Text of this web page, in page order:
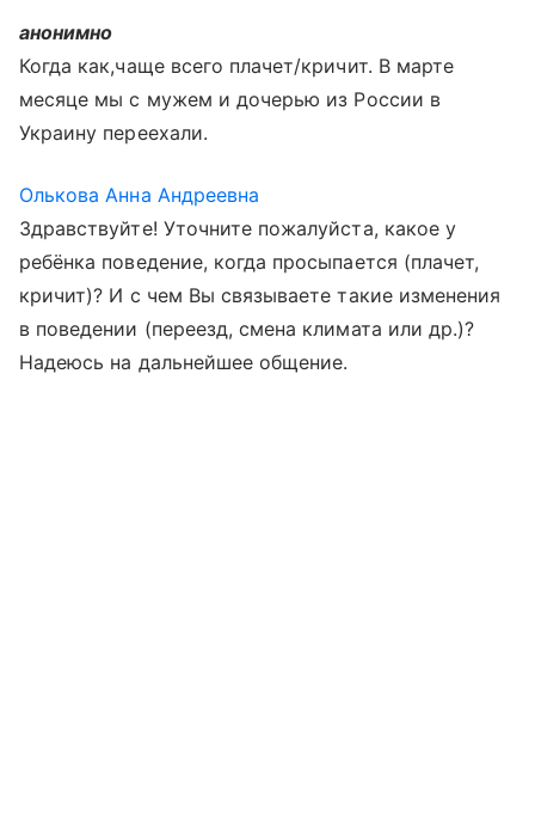
анонимно
Когда как,чаще всего плачет/кричит. В марте
месяце мы с мужем и дочерью из России в
Украину переехали.
Олькова Анна Андреевна
Здравствуйте! Уточните пожалуйста, какое у
ребёнка поведение, когда просыпается (плачет,
кричит)? И с чем Вы связываете такие изменения
в поведении (переезд, смена климата или др.)?
Надеюсь на дальнейшее общение.